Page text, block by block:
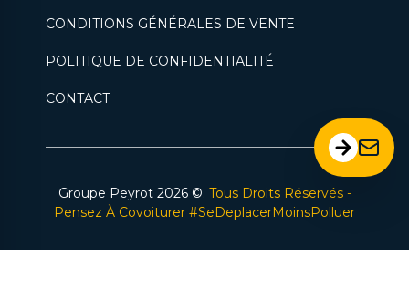
CONDITIONS GÉNÉRALES DE VENTE
POLITIQUE DE CONFIDENTIALITÉ
CONTACT
Groupe Peyrot 2026©. Tous Droits Réservés -
Pensez À Covoiturer #SeDeplacerMoinsPolluer